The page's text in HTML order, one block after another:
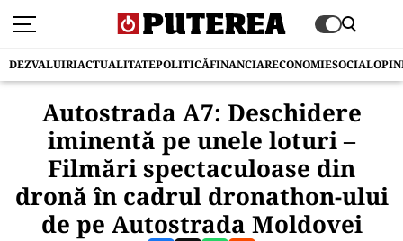
DEZVALUIRIACTUALITATEPOLITICĂFINANCIARECONOMIESOCIAL
Autostrada A7: Deschidere
iminentă pe unele loturi –
Filmări spectaculoase din
dronă în cadrul dronathon-ului
de pe Autostrada Moldovei